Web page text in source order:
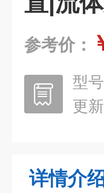
参考价：
型号
更
详情介